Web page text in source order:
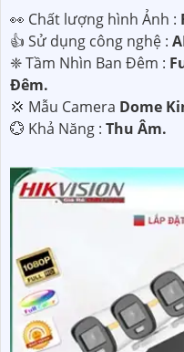
️👀 Chất lượng hình Ảnh :
👍 Sử dụng công nghệ :
❈ Tầm Nhìn Ban Đêm :
Ðêm.
💢 Mẫu Camera Dome
️💮 Khả Năng : Thu Âm.